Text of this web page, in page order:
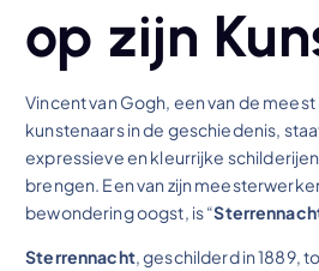
op zijn
Vincent van Gogh, een van de
kunstenaars in de geschiedenis,
expressieve en kleurrijke
brengen. Een van zijn
bewondering oogst, is “
Sterrennacht, geschilderd in 1889,